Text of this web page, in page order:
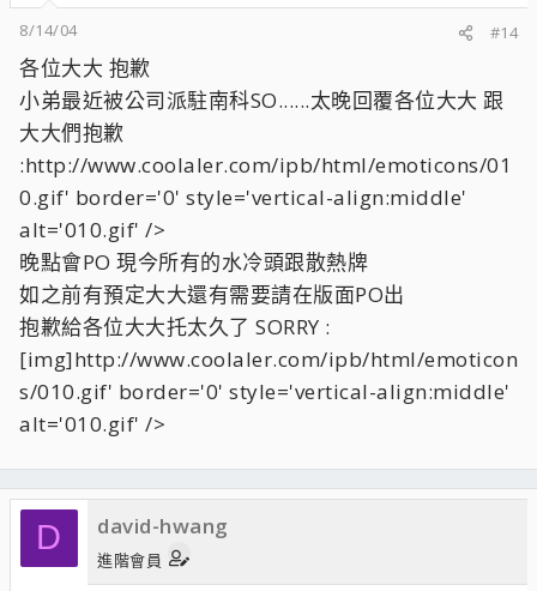
8/14/04
#14
各位大大 抱歉
小弟最近被公司派駐南科SO......太晚回覆各位大大 跟
大大們抱歉
:http://www.coolaler.com/ipb/html/emoticons/01
0.gif' border='0' style='vertical-align:middle'
alt='010.gif' />
晚點會PO 現今所有的水冷頭跟散熱牌
如之前有預定大大還有需要請在版面PO出
抱歉給各位大大托太久了 SORRY :
[img]http://www.coolaler.com/ipb/html/emoticon
s/010.gif' border='0' style='vertical-align:middle'
alt='010.gif' />
D david-hwang
進階會員